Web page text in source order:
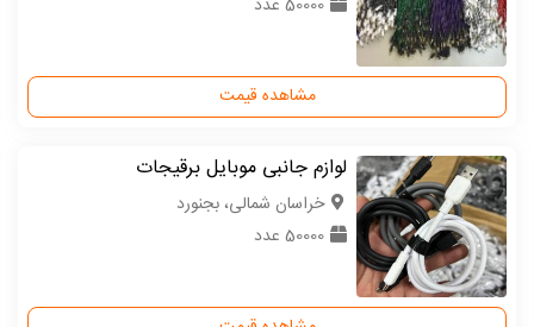
مشاهده قیمت
لوازم جانبی موبایل برقیجات
خراسان شمالی، بجنورد
50000 عدد